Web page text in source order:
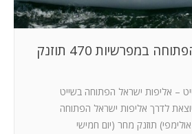
אליפות ישראל הפתוחה במפרשיות 470 תוזנק
– אליפות ישראל הפתוחה בשייט
מפרשיות מדגם 470 יוצאת לדרך אליפות ישראל הפתוחה
470 (דגם אולימפי) תוזנק מחר (יום חמישי